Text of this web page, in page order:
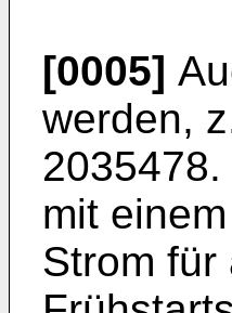
[0005]
werden,
mit
Strom